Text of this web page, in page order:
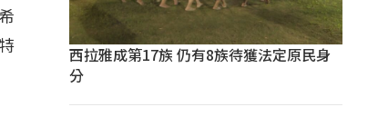
西拉雅成第17族 仍有8族待獲法定原民身
分